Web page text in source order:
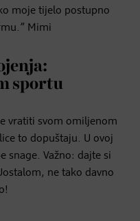
moje tijelo postupno
Mimi
sportu
vratiti svom omiljenom
to dopuštaju. U ovoj
snage. Važno: dajte si
ne tako davno